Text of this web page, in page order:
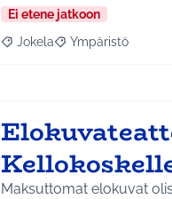
Ei etene jatkoon
Rajaa tulokset aihepiirin
Jokela Rajaa tulokset
Ympäristö
Maksuttomat elokuvat